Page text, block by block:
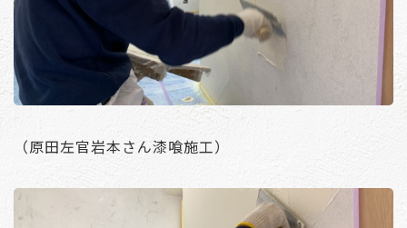
（原田左官岩本さん漆喰施工）